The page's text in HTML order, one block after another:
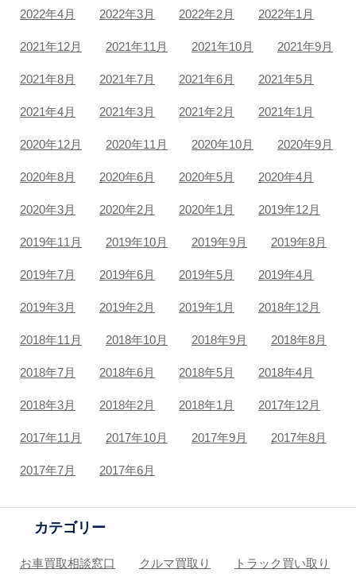
2022年4月 2022年3月 2022年2月 2022年1月
2021年12月 2021年11月 2021年10月 2021年9月
2021年8月 2021年7月 2021年6月 2021年5月
2021年4月 2021年3月 2021年2月 2021年1月
2020年12月 2020年11月 2020年10月 2020年9月
2020年8月 2020年6月 2020年5月 2020年4月
2020年3月 2020年2月 2020年1月 2019年12月
2019年11月 2019年10月 2019年9月 2019年8月
2019年7月 2019年6月 2019年5月 2019年4月
2019年3月 2019年2月 2019年1月 2018年12月
2018年11月 2018年10月 2018年9月 2018年8月
2018年7月 2018年6月 2018年5月 2018年4月
2018年3月 2018年2月 2018年1月 2017年12月
2017年11月 2017年10月 2017年9月 2017年8月
2017年7月 2017年6月
カテゴリー
お車買取相談窓口 クルマ買取り トラック買い取り